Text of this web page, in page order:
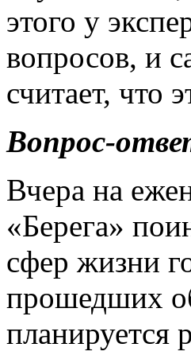
этого у
вопросов, и
считает, что
Вопрос-
Вчера на
«Берега»
сфер жизни
прошедших
планируется